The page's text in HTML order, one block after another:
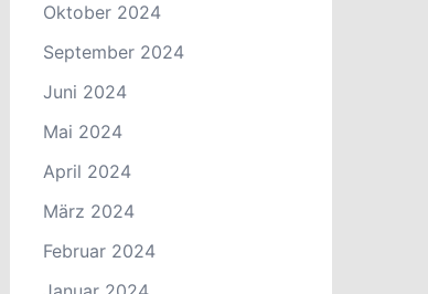
Oktober 2024
September 2024
Juni 2024
Mai 2024
April 2024
März 2024
Februar 2024